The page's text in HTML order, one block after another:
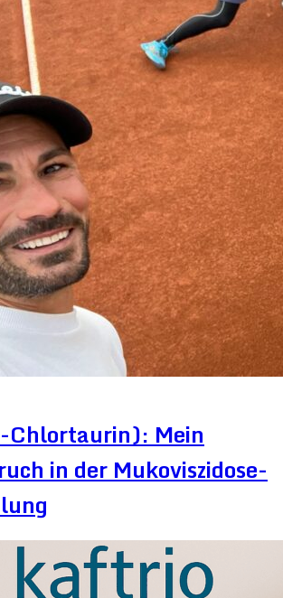
Chlortaurin): Mein
in der Mukoviszidose-